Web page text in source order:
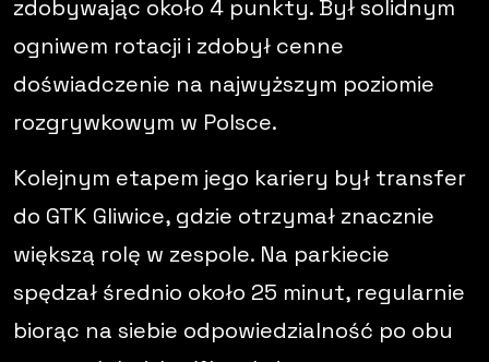
zdobywając około 4 punkty. Był solidnym
ogniwem rotacji i zdobył cenne
doświadczenie na najwyższym poziomie
rozgrywkowym w Polsce.
Kolejnym etapem jego kariery był transfer
do GTK Gliwice, gdzie otrzymał znacznie
większą rolę w zespole. Na parkiecie
spędzał średnio około 25 minut, regularnie
biorąc na siebie odpowiedzialność po obu